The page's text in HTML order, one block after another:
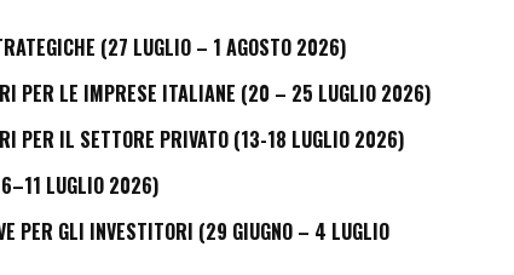
(27 LUGLIO – 1 AGOSTO 2026)
PER LE IMPRESE ITALIANE (20 – 25 LUGLIO 2026)
PER IL SETTORE PRIVATO (13-18 LUGLIO 2026)
LUGLIO 2026)
PER GLI INVESTITORI (29 GIUGNO – 4 LUGLIO